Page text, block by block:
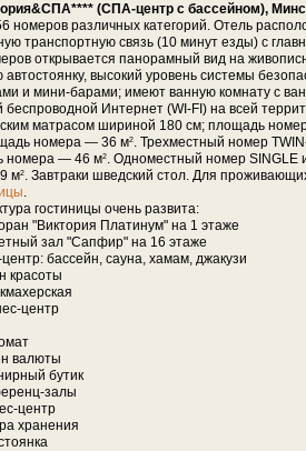
(СПА-центр с бассейном),
номеров различных категорий. Отель
транспортную связь (10 минут езды) с
открывается панорамный вид на
высокий уровень системы
и мини-барами; имеют ванную комнату с
беспроводной Интернет (WI-FI) на всей
матрасом шириной 180 см; площадь
номера — 36 м2. Трехместный номер
номера — 46 м2. Одноместный номер SINGLE
м2. Завтраки шведский стол. Для
.
гостиницы очень развита:
"Виктория Платинум" на 1 этаже
зал "Сапфир" на 16 этаже
бассейн, сауна, хамам, джакузи
красоты
центр
валюты
бутик
залы
центр
хранения